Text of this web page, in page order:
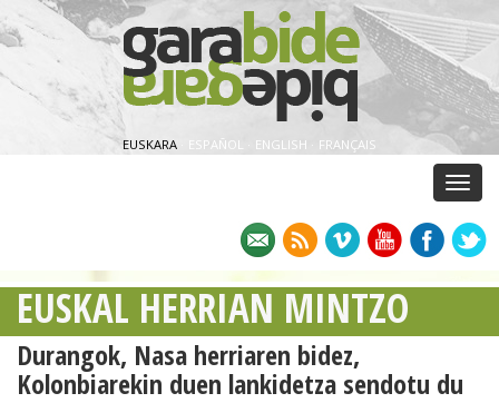
EUSKARA ESPAÑOL · ENGLISH · FRANÇAIS
EUSKAL HERRIAN MINTZO
Durangok, Nasa herriaren bidez,
Kolonbiarekin duen lankidetza sendotu du